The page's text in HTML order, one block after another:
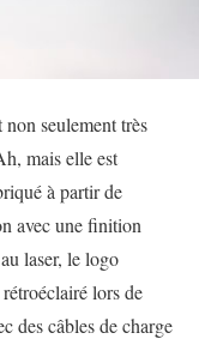
seulement très
mais elle est
à partir de
avec une finition
laser, le logo
lors de
des câbles de charge